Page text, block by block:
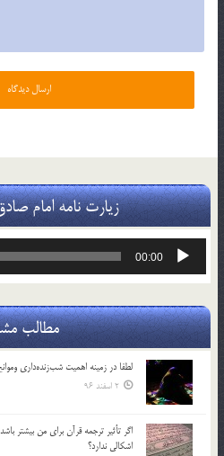
زیارت نامه امام
پخش‌کننده
00:00
مطالب
لطفا در زمينه اهميت شب‌زنده‌داري
2 اسفند 96
اگر تأثير ترجمه قرآن براي من بيشتر
اشكالي ندارد؟